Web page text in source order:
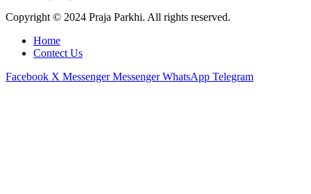
Copyright © 2024 Praja Parkhi. All rights reserved.
Home
Contect Us
Facebook X Messenger Messenger WhatsApp Telegram